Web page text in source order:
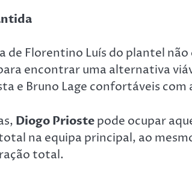
de Florentino Luís do plantel
encontrar uma alternativa
e Bruno Lage confortáveis com
Diogo Priostepode ocupar
na equipa principal, ao
total.